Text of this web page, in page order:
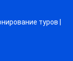
туров |